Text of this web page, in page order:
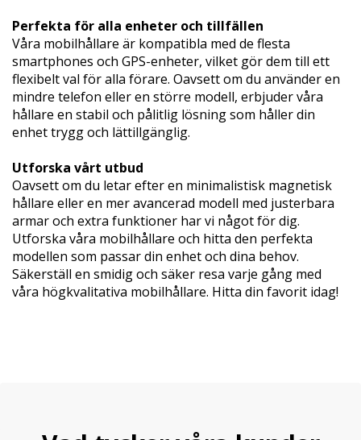
Perfekta för alla enheter och tillfällen
Våra mobilhållare är kompatibla med de flesta
smartphones och GPS-enheter, vilket gör dem till ett
flexibelt val för alla förare. Oavsett om du använder en
mindre telefon eller en större modell, erbjuder våra
hållare en stabil och pålitlig lösning som håller din
enhet trygg och lättillgänglig.
Utforska vårt utbud
Oavsett om du letar efter en minimalistisk magnetisk
hållare eller en mer avancerad modell med justerbara
armar och extra funktioner har vi något för dig.
Utforska våra mobilhållare och hitta den perfekta
modellen som passar din enhet och dina behov.
Säkerställ en smidig och säker resa varje gång med
våra högkvalitativa mobilhållare. Hitta din favorit idag!